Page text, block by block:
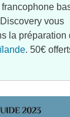
vous
la préparation
. 50€